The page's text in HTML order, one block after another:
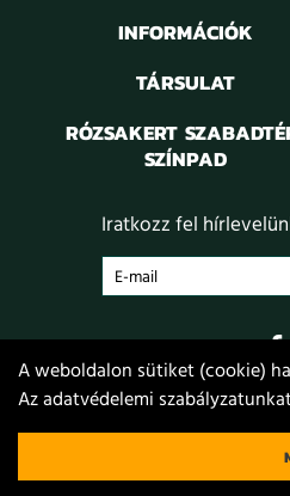
INFORMÁCIÓK
TÁRSULAT
RÓZSAKERT
SZÍNPAD
Iratkozz fel
Adatvédelem Jogi
© 2021.
A weboldalon sütiket (cookie)
Az adatvédelemi